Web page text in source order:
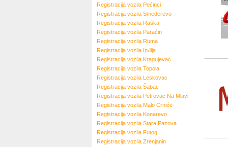
Registracija vozila Pećinci
Registracija vozila Smederevo
Registracija vozila Raška
Registracija vozila Paraćin
Registracija vozila Ruma
Registracija vozila Inđija
Registracija vozila Kragujevac
Registracija vozila Topola
Registracija vozila Leskovac
Registracija vozila Šabac
Registracija vozila Petrovac Na Mlavi
Registracija vozila Malo Crniće
Registracija vozila Konarevo
Registracija vozila Stara Pazova
Registracija vozila Futog
Registracija vozila Zrenjanin